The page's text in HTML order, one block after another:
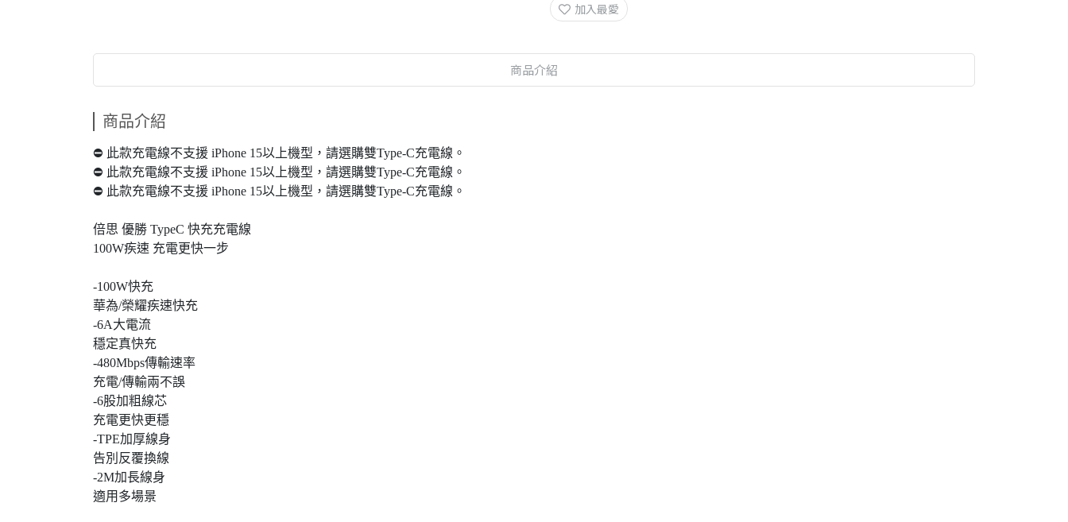
加入最愛
商品介紹
商品介紹
⛔ 此款充電線不支援 iPhone 15以上機型，請選購雙Type-C充電線。
⛔ 此款充電線不支援 iPhone 15以上機型，請選購雙Type-C充電線。
⛔ 此款充電線不支援 iPhone 15以上機型，請選購雙Type-C充電線。
倍思 優勝 TypeC 快充充電線
100W疾速 充電更快一步
-100W快充
華為/榮耀疾速快充
-6A大電流
穩定真快充
-480Mbps傳輸速率
充電/傳輸兩不誤
-6股加粗線芯
充電更快更穩
-TPE加厚線身
告別反覆換線
-2M加長線身
適用多場景